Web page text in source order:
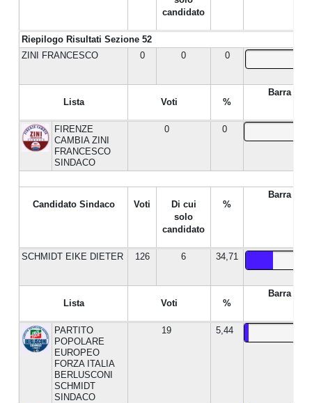
Riepilogo Risultati Sezione 52
candidato
ZINI FRANCESCO 0 0 0
Lista Voti %
Barra %
FIRENZE
CAMBIA ZINI
FRANCESCO
SINDACO
0 0
Candidato Sindaco Voti
Di cui
solo
candidato
%
Barra %
SCHMIDT EIKE DIETER 126 6 34,71
Lista Voti %
Barra %
PARTITO
POPOLARE
EUROPEO
FORZA ITALIA
BERLUSCONI
SCHMIDT
SINDACO
19 5,44